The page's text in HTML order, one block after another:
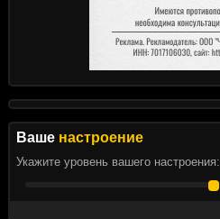
Ваше настроение
Укажите уровень вашего настроения: